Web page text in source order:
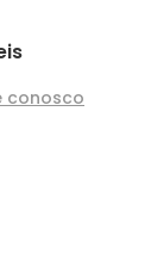
conosco